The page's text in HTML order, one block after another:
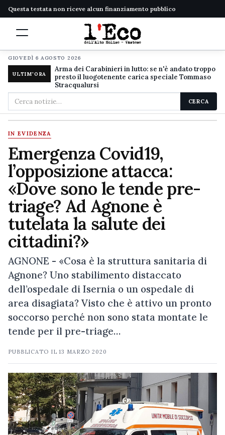
Questa testata non riceve alcun finanziamento pubblico
GIOVEDÌ 6 AGOSTO 2026
ULTIM'ORA
Arma dei Carabinieri in lutto: se n'è andato troppo
presto il luogotenente carica speciale Tommaso
Stracqualursi
Cerca
nel
sito
CERCA
IN EVIDENZA
Emergenza Covid19,
l’opposizione attacca:
«Dove sono le tende pre-
triage? Ad Agnone è
tutelata la salute dei
cittadini?»
AGNONE - «Cosa è la struttura sanitaria di
Agnone? Uno stabilimento distaccato
dell’ospedale di Isernia o un ospedale di
area disagiata? Visto che è attivo un pronto
soccorso perché non sono stata montate le
tende per il pre-triage…
PUBBLICATO IL13 MARZO 2020